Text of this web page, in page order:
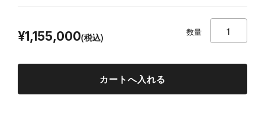
¥1,155,000(税込) 数量